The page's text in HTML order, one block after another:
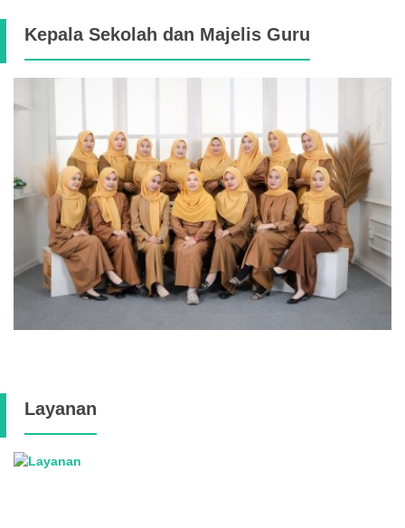
Kepala Sekolah dan Majelis Guru
Layanan